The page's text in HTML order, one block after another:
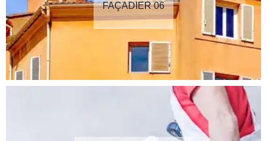
FAÇADIER 06